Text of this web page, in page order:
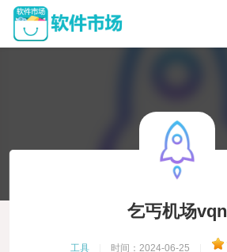
乞丐机场vqn
工具 时间：2024-06-25